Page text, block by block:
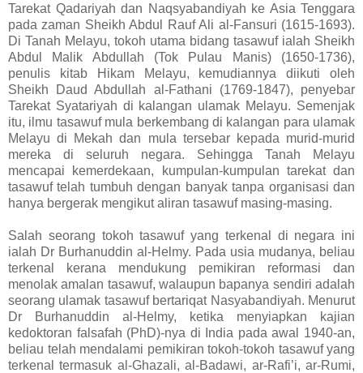
Tarekat Qadariyah dan Naqsyabandiyah ke Asia Tenggara
pada zaman Sheikh Abdul Rauf Ali al-Fansuri (1615-1693).
Di Tanah Melayu, tokoh utama bidang tasawuf ialah Sheikh
Abdul Malik Abdullah (Tok Pulau Manis) (1650-1736),
penulis kitab Hikam Melayu, kemudiannya diikuti oleh
Sheikh Daud Abdullah al-Fathani (1769-1847), penyebar
Tarekat Syatariyah di kalangan ulamak Melayu. Semenjak
itu, ilmu tasawuf mula berkembang di kalangan para ulamak
Melayu di Mekah dan mula tersebar kepada murid-murid
mereka di seluruh negara. Sehingga Tanah Melayu
mencapai kemerdekaan, kumpulan-kumpulan tarekat dan
tasawuf telah tumbuh dengan banyak tanpa organisasi dan
hanya bergerak mengikut aliran tasawuf masing-masing.
Salah seorang tokoh tasawuf yang terkenal di negara ini
ialah Dr Burhanuddin al-Helmy. Pada usia mudanya, beliau
terkenal kerana mendukung pemikiran reformasi dan
menolak amalan tasawuf, walaupun bapanya sendiri adalah
seorang ulamak tasawuf bertariqat Nasyabandiyah. Menurut
Dr Burhanuddin al-Helmy, ketika menyiapkan kajian
kedoktoran falsafah (PhD)-nya di India pada awal 1940-an,
beliau telah mendalami pemikiran tokoh-tokoh tasawuf yang
terkenal termasuk al-Ghazali, al-Badawi, ar-Rafi’i, ar-Rumi,